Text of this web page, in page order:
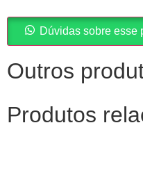
Dúvidas sobre esse
Outros
Produtos